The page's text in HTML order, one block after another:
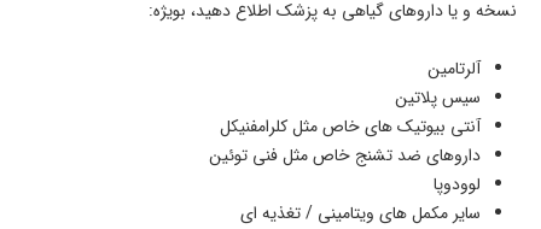
نسخه و یا داروهای گیاهی به پزشک اطلاع دهید، بویژه:
آلرتامین
سیس پلاتین
آنتی بیوتیک های خاص مثل کلرامفنیکل
داروهای ضد تشنج خاص مثل فنی توئین
لوودوپا
سایر مکمل های ویتامینی / تغذیه ای